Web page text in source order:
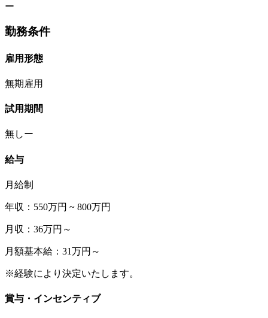
ー
勤務条件
雇用形態
無期雇用
試用期間
無しー
給与
月給制
年収：550万円 ~ 800万円
月収：36万円～
月額基本給：31万円～
※経験により決定いたします。
賞与・インセンティブ